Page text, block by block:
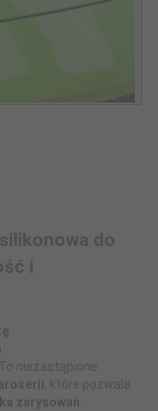
do
i
. To niezastąpione
, które pozwala
zarysowań